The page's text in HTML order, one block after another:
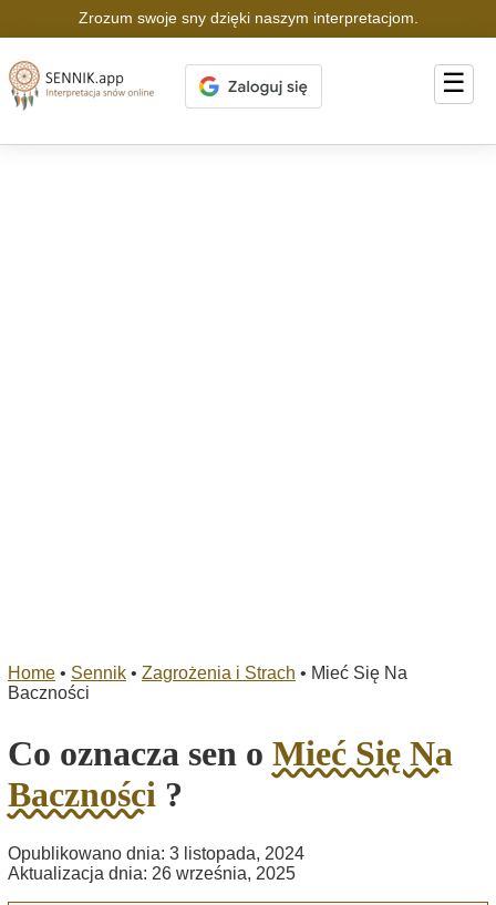
Zrozum swoje sny dzięki naszym interpretacjom.
☰
Home • Sennik • Zagrożenia i Strach • Mieć Się Na
Baczności
Co oznacza sen o Mieć Się Na
Baczności ?
Opublikowano dnia: 3 listopada, 2024
Aktualizacja dnia: 26 września, 2025